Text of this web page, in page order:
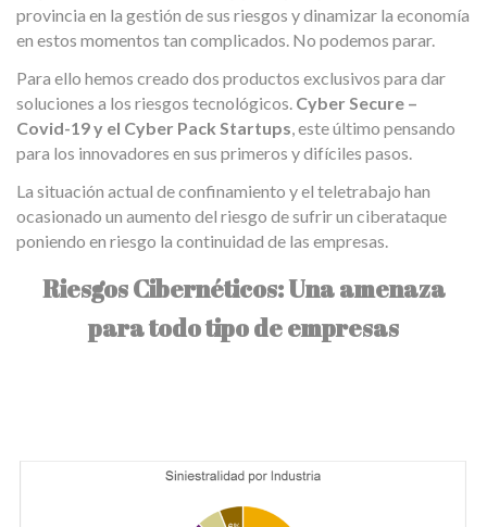
provincia en la gestión de sus riesgos y dinamizar la economía
en estos momentos tan complicados. No podemos parar.
Para ello hemos creado dos productos exclusivos para dar
soluciones a los riesgos tecnológicos. Cyber Secure –
Covid-19 y el Cyber Pack Startups, este último pensando
para los innovadores en sus primeros y difíciles pasos.
La situación actual de confinamiento y el teletrabajo han
ocasionado un aumento del riesgo de sufrir un ciberataque
poniendo en riesgo la continuidad de las empresas.
Riesgos Cibernéticos: Una amenaza
para todo tipo de empresas